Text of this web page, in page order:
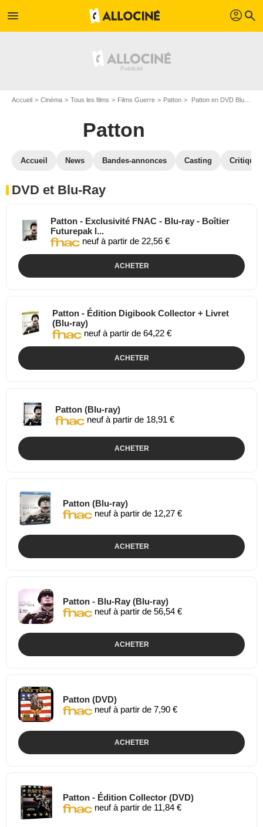
menu profil search
Accueil Cinéma Tous les films Films Guerre Patton Patton en DVD Blu Ray
Patton
Accueil News Bandes-annonces Casting
DVD et Blu-Ray
Patton - Exclusivité FNAC - Blu-ray - Boîtier
Futurepak l...
neuf à partir de 22,56 €
ACHETER
Patton - Édition Digibook Collector + Livret
(Blu-ray)
neuf à partir de 64,22 €
ACHETER
Patton (Blu-ray)
neuf à partir de 18,91 €
ACHETER
Patton (Blu-ray)
neuf à partir de 12,27 €
ACHETER
Patton - Blu-Ray (Blu-ray)
neuf à partir de 56,54 €
ACHETER
Patton (DVD)
neuf à partir de 7,90 €
ACHETER
Patton - Édition Collector (DVD)
neuf à partir de 11,84 €